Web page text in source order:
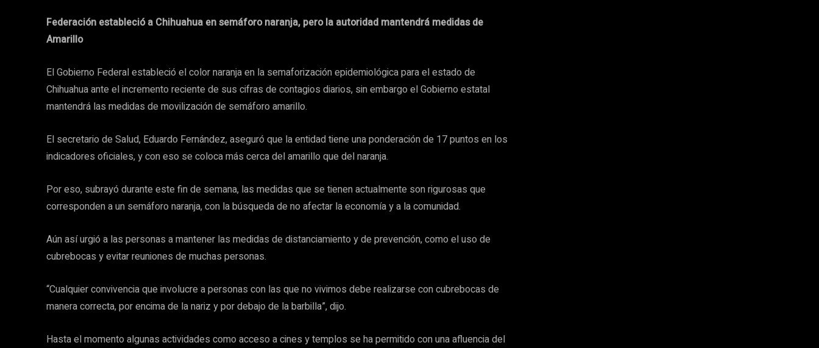
Federación estableció a Chihuahua en semáforo naranja, pero la autoridad mantendrá medidas de
Amarillo
El Gobierno Federal estableció el color naranja en la semaforización epidemiológica para el estado de
Chihuahua ante el incremento reciente de sus cifras de contagios diarios, sin embargo el Gobierno estatal
mantendrá las medidas de movilización de semáforo amarillo.
El secretario de Salud, Eduardo Fernández, aseguró que la entidad tiene una ponderación de 17 puntos en los
indicadores oficiales, y con eso se coloca más cerca del amarillo que del naranja.
Por eso, subrayó durante este fin de semana, las medidas que se tienen actualmente son rigurosas que
corresponden a un semáforo naranja, con la búsqueda de no afectar la economía y a la comunidad.
Aún así urgió a las personas a mantener las medidas de distanciamiento y de prevención, como el uso de
cubrebocas y evitar reuniones de muchas personas.
“Cualquier convivencia que involucre a personas con las que no vivimos debe realizarse con cubrebocas de
manera correcta, por encima de la nariz y por debajo de la barbilla”, dijo.
Hasta el momento algunas actividades como acceso a cines y templos se ha permitido con una afluencia del